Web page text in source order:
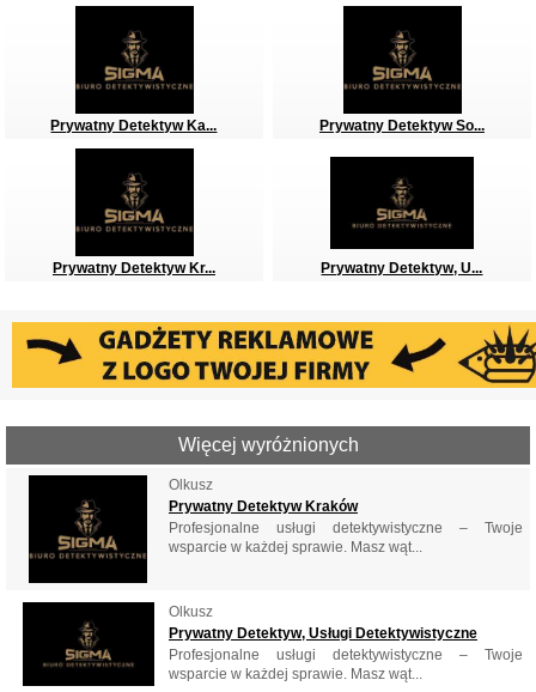
Prywatny Detektyw Ka... Prywatny Detektyw So...
Prywatny Detektyw Kr... Prywatny Detektyw, U...
Więcej wyróżnionych
Olkusz
Prywatny Detektyw Kraków
Profesjonalne usługi detektywistyczne – Twoje
wsparcie w każdej sprawie. Masz wąt...
Olkusz
Prywatny Detektyw, Usługi Detektywistyczne
Profesjonalne usługi detektywistyczne – Twoje
wsparcie w każdej sprawie. Masz wąt...